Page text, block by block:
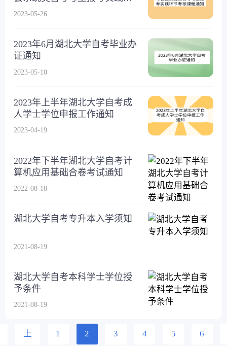
节考核课程通知
2023-05-26
2023年6月湖北大学自考毕业办
证通知
2023-05-10
2023年上半年湖北大学自考成
人学士学位申报工作通知
2023-04-19
2022年下半年湖北大学自考计
算机应用基础合卷考试通知
2022-08-18
湖北大学自考专升本入学须知
2021-08-19
湖北大学自考本科学士学位授
予条件
2021-08-19
上 1 2 3 4 5 6